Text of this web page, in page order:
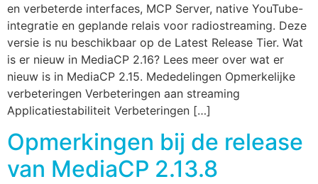
en verbeterde interfaces, MCP Server, native YouTube-
integratie en geplande relais voor radiostreaming. Deze
versie is nu beschikbaar op de Latest Release Tier. Wat
is er nieuw in MediaCP 2.16? Lees meer over wat er
nieuw is in MediaCP 2.15. Mededelingen Opmerkelijke
verbeteringen Verbeteringen aan streaming
Applicatiestabiliteit Verbeteringen […]
Opmerkingen bij de release
van MediaCP 2.13.8